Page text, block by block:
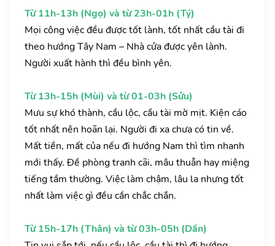
Từ 11h-13h (Ngọ) và từ 23h-01h (Tý)
Mọi công việc đều được tốt lành, tốt nhất cầu tài đi
theo hướng Tây Nam – Nhà cửa được yên lành.
Người xuất hành thì đều bình yên.
Từ 13h-15h (Mùi) và từ 01-03h (Sửu)
Mưu sự khó thành, cầu lộc, cầu tài mờ mịt. Kiện cáo
tốt nhất nên hoãn lại. Người đi xa chưa có tin về.
Mất tiền, mất của nếu đi hướng Nam thì tìm nhanh
mới thấy. Đề phòng tranh cãi, mâu thuẫn hay miệng
tiếng tầm thường. Việc làm chậm, lâu la nhưng tốt
nhất làm việc gì đều cần chắc chắn.
Từ 15h-17h (Thân) và từ 03h-05h (Dần)